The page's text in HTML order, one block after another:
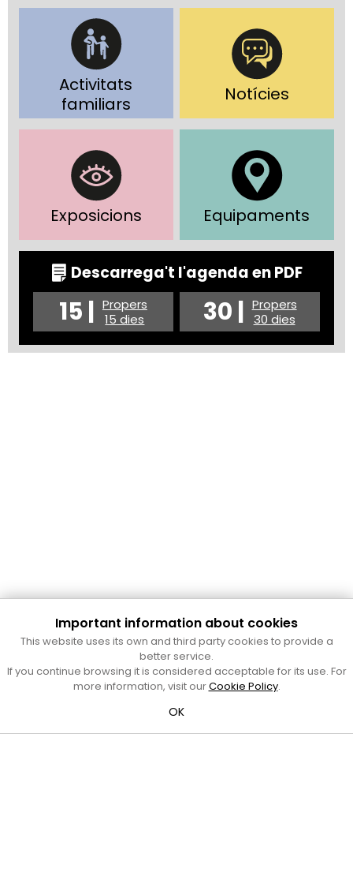
Activitats
familiars
Notícies
Exposicions Equipaments
Descarrega't l'agenda en PDF
15 | Propers
15 dies
30 | Propers
30 dies
Cultura Mataró
Ajuntament de Mataró
C. de Sant Josep, 9 (Mataró, 08302)
Horari d'obertura: dilluns, dimecres i divendres de 10 a 13 h.
al telèfon al 93 758 23 61
Bústia ciutadana
Important information about cookies
This website uses its own and third party cookies to provide a
better service.
If you continue browsing it is considered acceptable for its use. For
more information, visit ourCookie Policy.
OK